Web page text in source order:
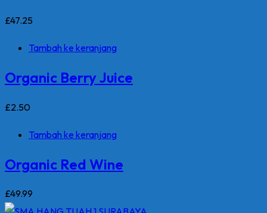
£47.25
Tambah ke keranjang
Organic Berry Juice
£2.50
Tambah ke keranjang
Organic Red Wine
£49.99